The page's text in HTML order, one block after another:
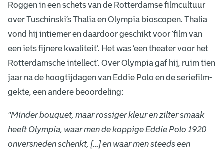
Roggen in een schets van de Rotterdamse filmcultuur
over Tuschinski’s Thalia en Olympia bioscopen. Thalia
vond hij intiemer en daardoor geschikt voor ‘film van
een iets fijnere kwaliteit’. Het was ‘een theater voor het
Rotterdamsche intellect’. Over Olympia gaf hij, ruim tien
jaar na de hoogtijdagen van Eddie Polo en de seriefilm-
gekte, een andere beoordeling:
''Minder bouquet, maar rossiger kleur en zilter smaak
heeft Olympia, waar men de koppige Eddie Polo 1920
onversneden schenkt, […] en waar men steeds een